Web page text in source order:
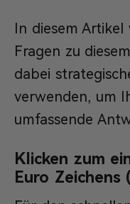
In diesem
Fragen zu
dabei
verwenden, um
umfassende
Klicken zum
Euro Zeichens